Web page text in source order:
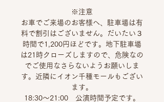
※注意
お車でご来場のお客様へ、駐車場は有
料で割引はございません。だいたい３
時間で1,200円ほどです。地下駐車場
は21時クローズしますので、危険なの
でご使用なさらないようお願いしま
す。近隣にイオン千種モールもござい
ます。
18:30～21:00 公演時間予定です。